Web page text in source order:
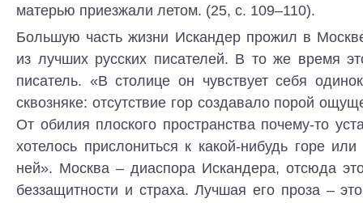
матерью приезжали летом. (25, с. 109–110).
Большую часть жизни Искандер прожил в
из лучших русских писателей. В то же время
писатель. «В столице он чувствует себя
сквозняке: отсутствие гор создавало порой
От обилия плоского пространства почему-то
хотелось прислониться к какой-нибудь горе
ней». Москва – диаспора Искандера, отсюда
беззащитности и страха. Лучшая его проза –